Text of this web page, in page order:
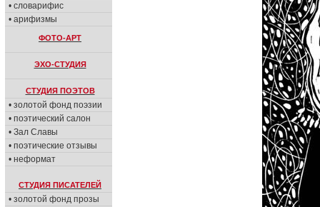
• словарифис
• арифизмы
ФОТО-АРТ
ЭХО-СТУДИЯ
СТУДИЯ ПОЭТОВ
• золотой фонд поэзии
• поэтический салон
• Зал Славы
• поэтические отзывы
• неформат
СТУДИЯ ПИСАТЕЛЕЙ
• золотой фонд прозы